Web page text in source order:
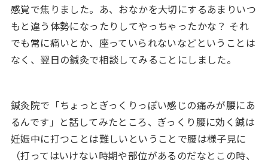
感覚で焦りました。あ、おなかを大切にするあまりいつ
もと違う体勢になったりしてやっちゃったかな？ それ
でも常に痛いとか、座っていられないなどということは
なく、翌日の鍼灸で相談してみることにしました。
鍼灸院で「ちょっとぎっくりっぽい感じの痛みが腰にあ
るんです」と話してみたところ、ぎっくり腰に効く鍼は
妊娠中に打つことは難しいということで腰は様子見に
（打ってはいけない時期や部位があるのだなとこの時、